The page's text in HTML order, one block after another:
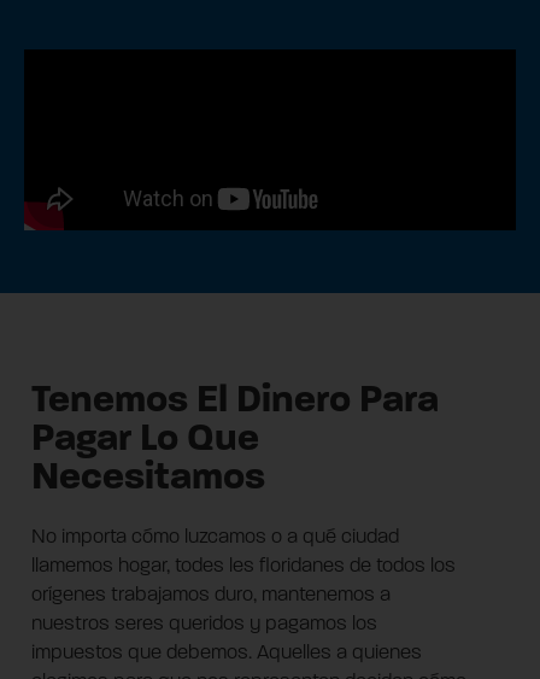
Tenemos El Dinero Para
Pagar Lo Que
Necesitamos
No importa cómo luzcamos o a qué ciudad
llamemos hogar, todes les floridanes de todos los
orígenes trabajamos duro, mantenemos a
nuestros seres queridos y pagamos los
impuestos que debemos. Aquelles a quienes